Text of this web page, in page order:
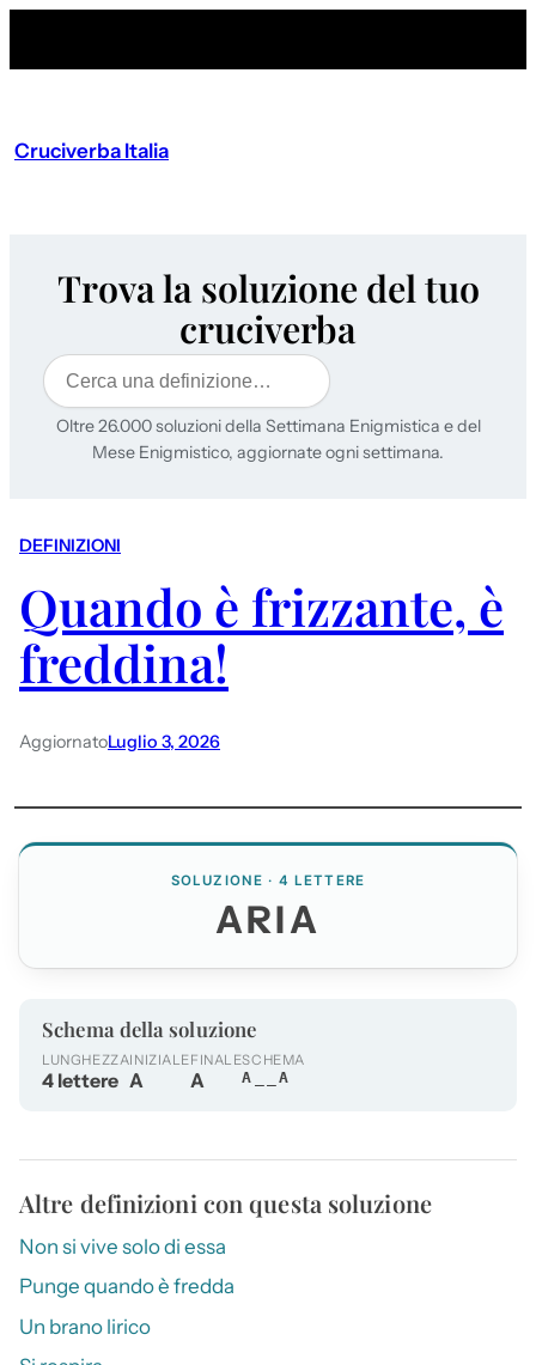
Cruciverba Italia
Trova la soluzione del tuo
cruciverba
Cerca
Oltre 26.000 soluzioni della Settimana Enigmistica e del
Mese Enigmistico, aggiornate ogni settimana.
DEFINIZIONI
Quando è frizzante, è
freddina!
AggiornatoLuglio 3, 2026
SOLUZIONE · 4 LETTERE
ARIA
Schema della soluzione
LUNGHEZZA
4 lettere
INIZIALE
A
FINALE
A
SCHEMA
A__A
Altre definizioni con questa soluzione
Non si vive solo di essa
Punge quando è fredda
Un brano lirico